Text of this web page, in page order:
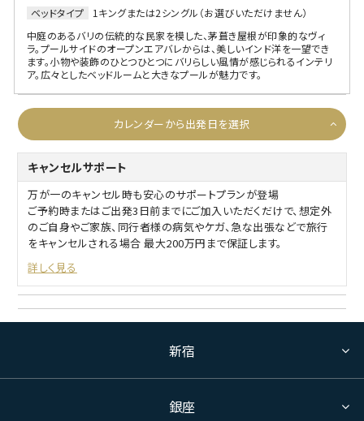
ベッドタイプ
1キングまたは2シングル（お選びいただけません）
中庭のあるバリの伝統的な民家を模した、茅葺き屋根が印象的なヴィ
ラ。プールサイドのオープンエアバレからは、美しいインド洋を一望でき
ます。小物や装飾のひとつひとつにバリらしい風情が感じられるインテリ
ア。広々としたベッドルームと大きなプールが魅力です。
カレンダーから出発日を選択
キャンセルサポート
万が一のキャンセル時も安心のサポートプランが登場
ご予約時またはご出発3日前までにご加入いただくだけで、想定外
のご自身やご家族、同行者様の病気やケガ、急な出張などで旅行
をキャンセルされる場合 最大200万円まで保証します。
詳しく見る
新宿
銀座